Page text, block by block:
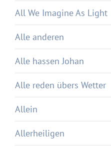
All We Imagine As Light
Alle anderen
Alle hassen Johan
Alle reden übers Wetter
Allein
Allerheiligen